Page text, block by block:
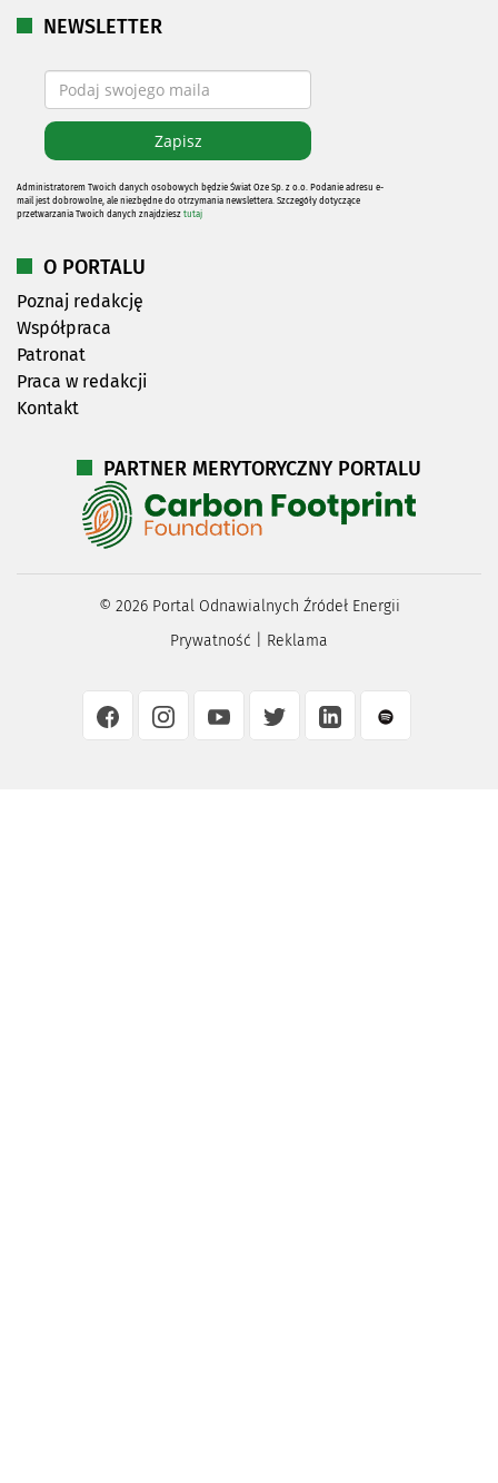
NEWSLETTER
Administratorem Twoich danych osobowych będzie Świat Oze Sp. z o.o. Podanie adresu e-
mail jest dobrowolne, ale niezbędne do otrzymania newslettera. Szczegóły dotyczące
przetwarzania Twoich danych znajdziesz tutaj
O PORTALU
Poznaj redakcję
Współpraca
Patronat
Praca w redakcji
Kontakt
PARTNER MERYTORYCZNY PORTALU
© 2026Portal Odnawialnych Źródeł Energii
Prywatność
Reklama